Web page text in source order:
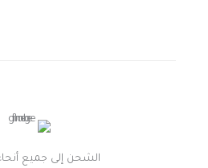
الشحن إلى جميع أنحاء المملكة